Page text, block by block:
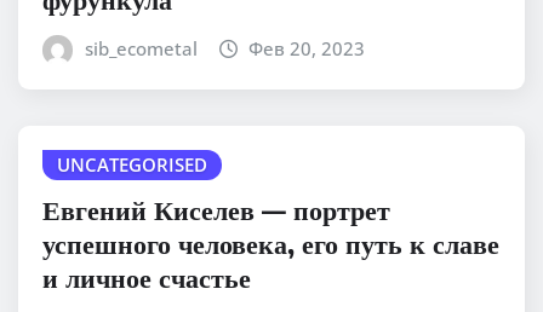
sib_ecometal Фев 20, 2023
UNCATEGORISED
Евгений Киселев — портрет
успешного человека, его путь к славе
и личное счастье